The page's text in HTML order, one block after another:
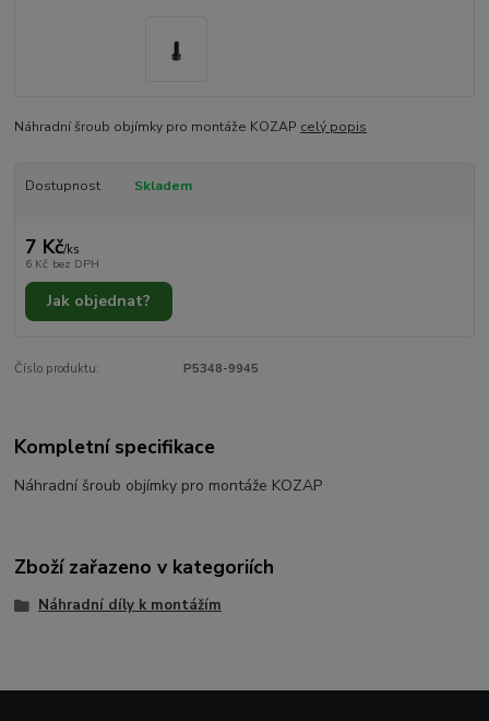
Náhradní šroub objímky pro montáže KOZAP celý popis
Dostupnost Skladem
7 Kč/ks
6 Kč bez DPH
Jak objednat?
Číslo produktu: P5348-9945
Kompletní specifikace
Náhradní šroub objímky pro montáže KOZAP
Zboží zařazeno v kategoriích
Náhradní díly k montážím